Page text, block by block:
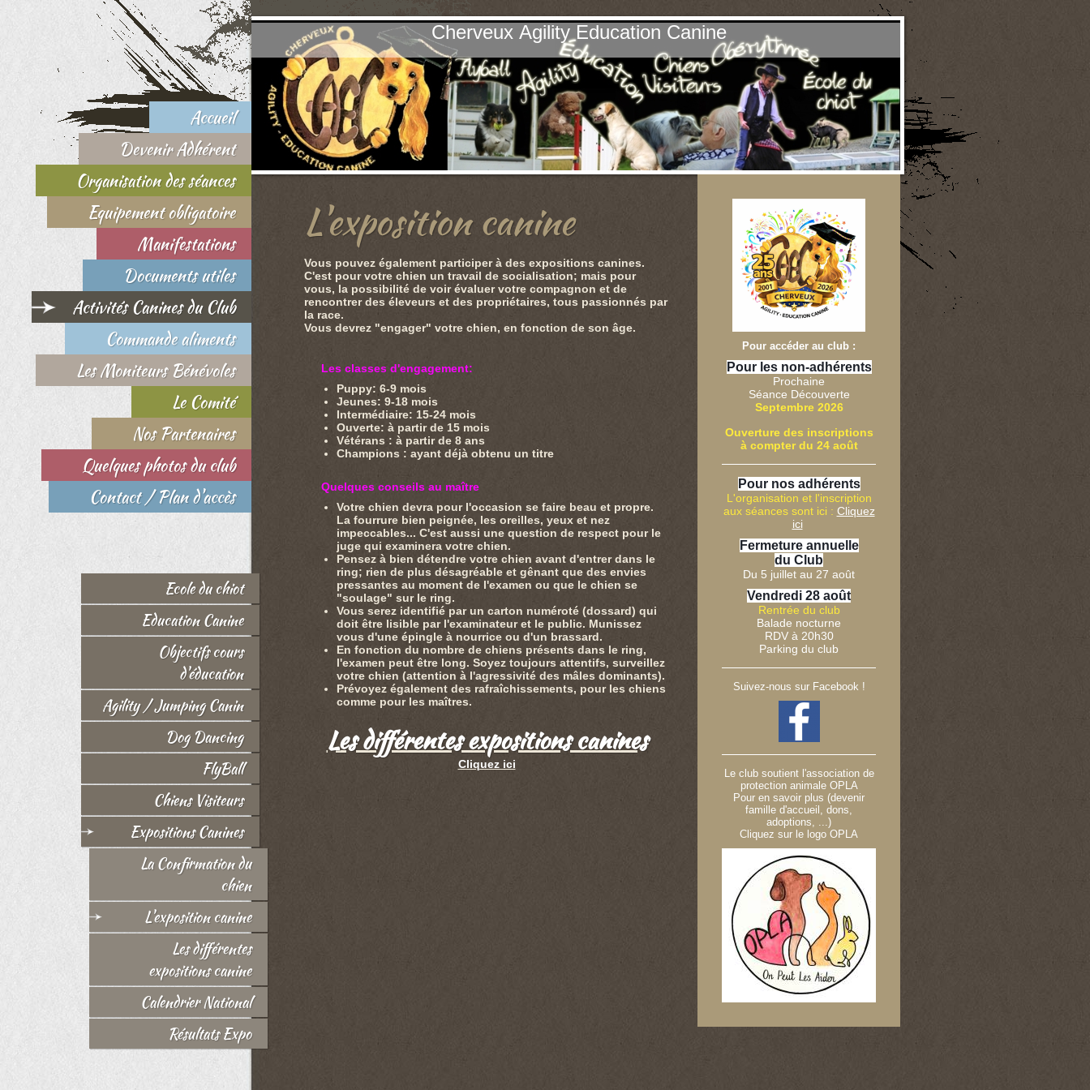
Accueil
Devenir Adhérent
Organisation des séances
Equipement obligatoire
Manifestations
Documents utiles
Activités Canines du Club
Commande aliments
Les Moniteurs Bénévoles
Le Comité
Nos Partenaires
Quelques photos du club
Contact / Plan d'accès
Ecole du chiot
Education Canine
Objectifs cours
d'éducation
Agility / Jumping Canin
Dog Dancing
FlyBall
Chiens Visiteurs
Expositions Canines
La Confirmation du
chien
L'exposition canine
Les différentes
expositions canine
Calendrier National
Résultats Expo
Cherveux Agility Education Canine
L'exposition canine
Vous pouvez également participer à des expositions canines.
C'est pour votre chien un travail de socialisation; mais pour
vous, la possibilité de voir évaluer votre compagnon et de
rencontrer des éleveurs et des propriétaires, tous passionnés par
la race.
Vous devrez "engager" votre chien, en fonction de son âge.
Les classes d'engagement:
Puppy: 6-9 mois
Jeunes: 9-18 mois
Intermédiaire: 15-24 mois
Ouverte: à partir de 15 mois
Vétérans : à partir de 8 ans
Champions : ayant déjà obtenu un titre
Quelques conseils au maître
Votre chien devra pour l'occasion se faire beau et propre.
La fourrure bien peignée, les oreilles, yeux et nez
impeccables... C'est aussi une question de respect pour le
juge qui examinera votre chien.
Pensez à bien détendre votre chien avant d'entrer dans le
ring; rien de plus désagréable et gênant que des envies
pressantes au moment de l'examen ou que le chien se
"soulage" sur le ring.
Vous serez identifié par un carton numéroté (dossard) qui
doit être lisible par l'examinateur et le public. Munissez
vous d'une épingle à nourrice ou d'un brassard.
En fonction du nombre de chiens présents dans le ring,
l'examen peut être long. Soyez toujours attentifs, surveillez
votre chien (attention à l'agressivité des mâles dominants).
Prévoyez également des rafraîchissements, pour les chiens
comme pour les maîtres.
Les différentes expositions canines
Cliquez ici
Pour accéder au club :
Pour les non-adhérents
Prochaine
Séance Découverte
Septembre 2026
Ouverture des inscriptions
à compter du 24 août
Pour nos adhérents
L'organisation et l'inscription
aux séances sont ici : Cliquez
ici
Fermeture annuelle
du Club
Du 5 juillet au 27 août
Vendredi 28 août
Rentrée du club
Balade nocturne
RDV à 20h30
Parking du club
Suivez-nous sur Facebook !
Le club soutient l'association de
protection animale OPLA
Pour en savoir plus (devenir
famille d'accueil, dons,
adoptions, ...)
Cliquez sur le logo OPLA